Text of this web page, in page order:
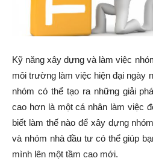
Kỹ năng xây dựng và làm việc
môi trường làm việc hiện đại ngày
nhóm có thể tạo ra những giải
cao hơn là một cá nhân làm việc
biết làm thế nào để xây dựng
và nhóm nhà đầu tư có thể giúp
mình lên một tầm cao mới.